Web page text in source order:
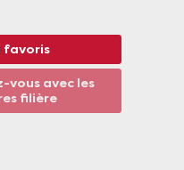
favoris
vous avec les
filière